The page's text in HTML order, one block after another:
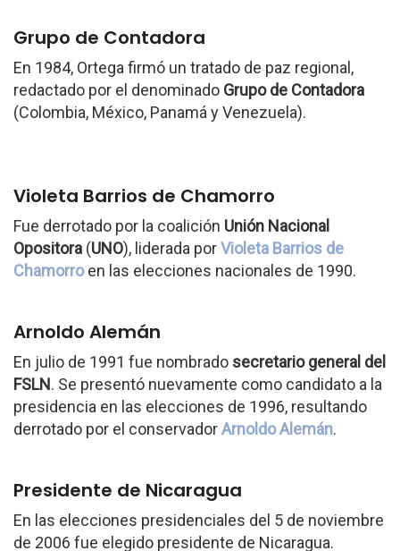
Grupo de Contadora
En 1984, Ortega firmó un tratado de paz regional,
redactado por el denominado Grupo de Contadora
(Colombia, México, Panamá y Venezuela).
Violeta Barrios de Chamorro
Fue derrotado por la coalición Unión Nacional
Opositora (UNO), liderada porVioleta Barrios de
Chamorroen las elecciones nacionales de 1990.
Arnoldo Alemán
En julio de 1991 fue nombrado secretario general del
FSLN. Se presentó nuevamente como candidato a la
presidencia en las elecciones de 1996, resultando
derrotado por el conservadorArnoldo Alemán.
Presidente de Nicaragua
En las elecciones presidenciales del 5 de noviembre
de 2006 fue elegido presidente de Nicaragua.